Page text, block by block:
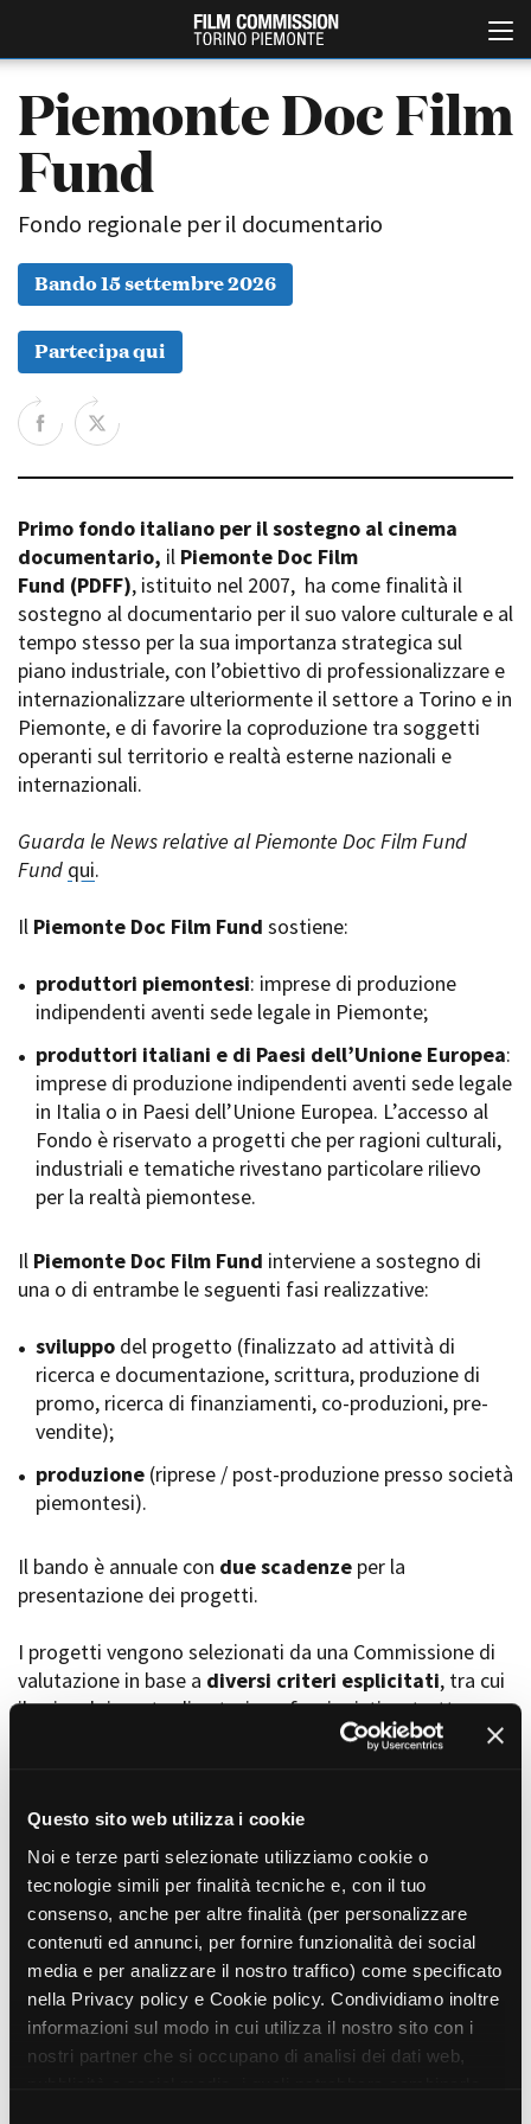
Questo sito web utilizza i cookie
Noi e terze parti selezionate utilizziamo cookie o
tecnologie simili per finalità tecniche e, con il tuo
consenso, anche per altre finalità (per personalizzare
contenuti ed annunci, per fornire funzionalità dei social
media e per analizzare il nostro traffico) come specificato
nella Privacy policy e Cookie policy. Condividiamo inoltre
informazioni sul modo in cui utilizza il nostro sito con i
nostri partner che si occupano di analisi dei dati web,
Chi siamo
Storia della Fondazione
Partner
Rete regionale
Bilancio sociale
Amministrazione
trasparente
Bandi e gare
Sostenibilità ambientale
SERVIZI
Servizi generali
Spazi nella sede FCTP
Sala Casting
Sala Paolo Tenna
Piemonte Film Tv Fund
Piemonte Film Tv
Development Fund
Piemonte Doc Film Fund
Short Film Fund
PRODUCTION GUIDE
Società di produzione
Strutture di servizio
Attrici-Attori
Beginners
LOCATION GUIDE
FILM DATABASE
BOOK DATABASE
NEWS
CASTING
Guarda che storia!
La Grazia - Immagini e
location della Torino di Paolo
Sorrentino
Open Day
Ciak in TOur!
FESTIVAL, MARKETS,
AWARDS
International Film Festival
Festival de Cannes
Locarno Film Festival
Cinematografica Venezia
Toronto International Film
Festa del Cinema di Roma
Torino Film Festival
David di Donatello
Nastri d’Argento
Premio Solinas
Location - Accedi al tuo
profilo
Newsletter
Lavora con noi
Stage - Tirocini - Scuola e
Lavoro
per affidamento lavori in
economia
Amministrazione trasparente
Bandi e gare
Whistleblowing
Piemonte Doc Film
Fund
Fondo regionale per il documentario
Bando 15 settembre 2026
Partecipa qui
Primo fondo italiano per il sostegno al cinema
documentario, il Piemonte Doc Film
Fund (PDFF), istituito nel 2007, ha come finalità il
sostegno al documentario per il suo valore culturale e al
tempo stesso per la sua importanza strategica sul
piano industriale, con l’obiettivo di professionalizzare e
internazionalizzare ulteriormente il settore a Torino e in
Piemonte, e di favorire la coproduzione tra soggetti
operanti sul territorio e realtà esterne nazionali e
internazionali.
Guarda le News relative al Piemonte Doc Film Fund
Fund qui.
Il Piemonte Doc Film Fund sostiene:
produttori piemontesi: imprese di produzione
indipendenti aventi sede legale in Piemonte;
produttori italiani e di Paesi dell’Unione Europea:
imprese di produzione indipendenti aventi sede legale
in Italia o in Paesi dell’Unione Europea. L’accesso al
Fondo è riservato a progetti che per ragioni culturali,
industriali e tematiche rivestano particolare rilievo
per la realtà piemontese.
Il Piemonte Doc Film Fund interviene a sostegno di
una o di entrambe le seguenti fasi realizzative:
sviluppo del progetto (finalizzato ad attività di
ricerca e documentazione, scrittura, produzione di
promo, ricerca di finanziamenti, co-produzioni, pre-
vendite);
produzione (riprese / post-produzione presso società
piemontesi).
Il bando è annuale con due scadenze per la
presentazione dei progetti.
I progetti vengono selezionati da una Commissione di
valutazione in base a diversi criteri esplicitati, tra cui
il coinvolgimento di autori, professionisti e strutture
torinesi e piemontesi, i co-finanziamenti e l’effettiva
diffusione attraverso molteplici canali (proiezioni in sala,
canali televisivi, homevideo, piattaforme web...).
Progetti in progress
Vedi 105 progetti in progress